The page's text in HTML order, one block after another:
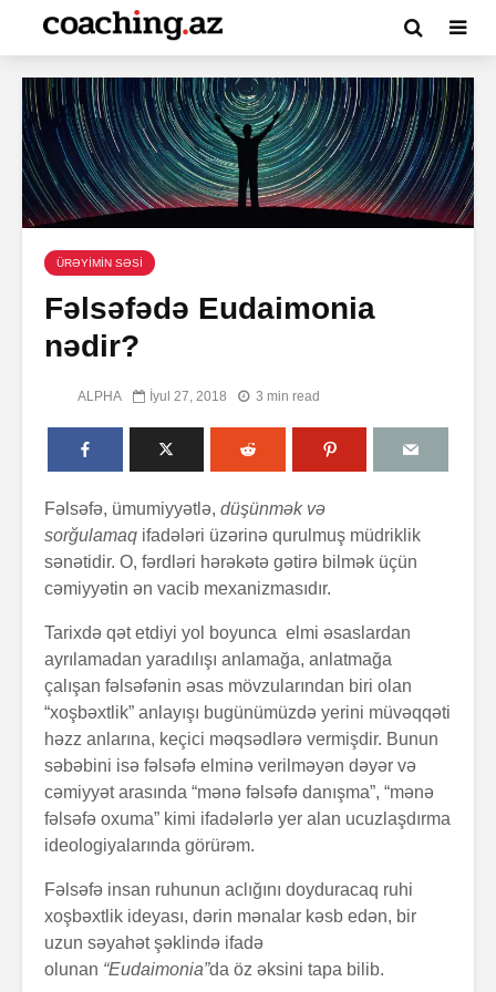
ÜRƏYİMİN SƏSİ
Fəlsəfədə Eudaimonia
nədir?
ALPHA İyul 27, 2018 3 min read
Fəlsəfə, ümumiyyətlə, düşünmək və
sorğulamaq ifadələri üzərinə qurulmuş müdriklik
sənətidir. O, fərdləri hərəkətə gətirə bilmək üçün
cəmiyyətin ən vacib mexanizmasıdır.
Tarixdə qət etdiyi yol boyunca elmi əsaslardan
ayrılamadan yaradılışı anlamağa, anlatmağa
çalışan fəlsəfənin əsas mövzularından biri olan
“xoşbəxtlik” anlayışı bugünümüzdə yerini müvəqqəti
həzz anlarına, keçici məqsədlərə vermişdir. Bunun
səbəbini isə fəlsəfə elminə verilməyən dəyər və
cəmiyyət arasında “mənə fəlsəfə danışma”, “mənə
fəlsəfə oxuma” kimi ifadələrlə yer alan ucuzlaşdırma
ideologiyalarında görürəm.
Fəlsəfə insan ruhunun aclığını doyduracaq ruhi
xoşbəxtlik ideyası, dərin mənalar kəsb edən, bir
uzun səyahət şəklində ifadə
olunan “Eudaimonia”da öz əksini tapa bilib.
Alfred Adler və
onun fərdi
psixologiya
anlayışı
“Ulduzlu gecə”
necə yarandı?
Özünüdərketmə
nədir və necə
formalaşdırılır?
Həyatın
nədir?
üçün 6